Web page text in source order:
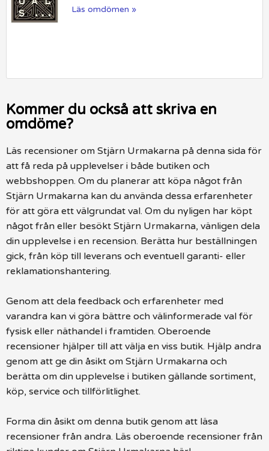
Läs omdömen »
Kommer du också att skriva en
omdöme?
Läs recensioner om Stjärn Urmakarna på denna sida för
att få reda på upplevelser i både butiken och
webbshoppen. Om du planerar att köpa något från
Stjärn Urmakarna kan du använda dessa erfarenheter
för att göra ett välgrundat val. Om du nyligen har köpt
något från eller besökt Stjärn Urmakarna, vänligen dela
din upplevelse i en recension. Berätta hur beställningen
gick, från köp till leverans och eventuell garanti- eller
reklamationshantering.
Genom att dela feedback och erfarenheter med
varandra kan vi göra bättre och välinformerade val för
fysisk eller näthandel i framtiden. Oberoende
recensioner hjälper till att välja en viss butik. Hjälp andra
genom att ge din åsikt om Stjärn Urmakarna och
berätta om din upplevelse i butiken gällande sortiment,
köp, service och tillförlitlighet.
Forma din åsikt om denna butik genom att läsa
recensioner från andra. Läs oberoende recensioner från